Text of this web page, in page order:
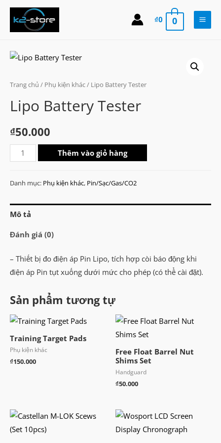
Skip
content
₫0 0
Main
Trang chủ / Phụ kiện khác/ Lipo Battery Tester
Lipo Battery Tester
₫50.000
Lipo
Battery
lượng
Thêm vào giỏ hàng
Danh mục: Phụ kiện khác, Pin/Sạc/Gas/CO2
Mô tả
Đánh giá (0)
– Thiết bị đo điện áp Pin Lipo, tích hợp còi báo động khi
điện áp Pin tụt xuống dưới mức cho phép (có thể cài đặt).
Sản phẩm tương tự
Training Target Pads
Phụ kiện khác
₫150.000
Free Float Barrel Nut
Shims Set
Handguard
₫50.000